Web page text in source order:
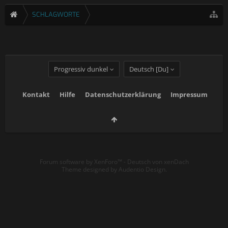
SCHLAGWORTE
Progressiv dunkel Deutsch [Du]
Kontakt Hilfe Datenschutzerklärung Impressum
Forum software by XenForo™ - Deutsch von xenDach
Theme designed by Audentio Design.